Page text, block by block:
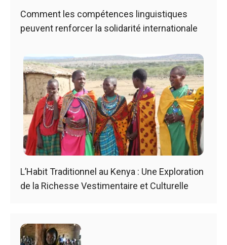
Comment les compétences linguistiques
peuvent renforcer la solidarité internationale
L’Habit Traditionnel au Kenya : Une Exploration
de la Richesse Vestimentaire et Culturelle